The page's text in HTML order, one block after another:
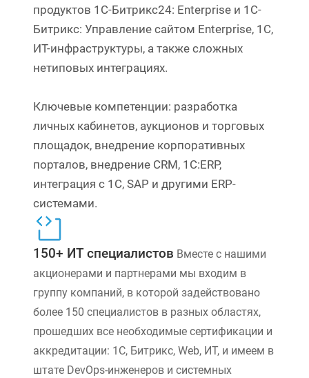
продуктов 1С-Битрикс24: Enterprise и 1C-
Битрикс: Управление сайтом Enterprise, 1С,
ИТ-инфраструктуры, а также сложных
нетиповых интеграциях.
Ключевые компетенции: разработка
личных кабинетов, аукционов и торговых
площадок, внедрение корпоративных
порталов, внедрение CRM, 1С:ERP,
интеграция с 1С, SAP и другими ERP-
системами.
150+ ИТ специалистов Вместе с нашими
акционерами и партнерами мы входим в
группу компаний, в которой задействовано
более 150 специалистов в разных областях,
прошедших все необходимые сертификации и
аккредитации: 1С, Битрикс, Web, ИТ, и имеем в
штате DevOps-инженеров и системных